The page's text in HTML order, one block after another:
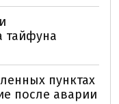
тайфуна
пунктах
после аварии